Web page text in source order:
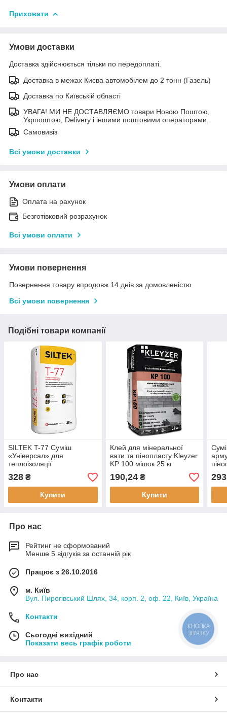
Приховати
Умови доставки
Доставка здійснюється тільки по передоплаті.
Доставка в межах Києва автомобілем до 2 тонн (Газель)
Доставка по Київській області
УВАГА! МИ НЕ ДОСТАВЛЯЄМО товари Новою Поштою,
Укрпоштою, Delivery і іншими поштовими операторами.
Самовивіз
Всі умови доставки
Умови оплати
Оплата на рахунок
Безготівковий розрахунок
Всі умови оплати
Умови повернення
Повернення товару впродовж 14 днів за домовленістю
Всі умови повернення
Подібні товари компанії
SILTEK T-77 Суміш
«Універсал» для
теплоізоляції
328 ₴
Купити
Клей для мінеральної
вати та пінопласту Kleyzer
KP 100 мішок 25 кг
190,24₴
Купити
Про нас
Рейтинг не сформований
Менше 5 відгуків за останній рік
Працює з 26.10.2016
м. Київ
Вул. Пирогівський Шлях, 34, корп. 2, оф. 22, Київ, Україна
Контакти
Сьогодні вихідний
Показати весь графік роботи
Про нас
Контакти
КНОПКА
ЗВ'ЯЗКУ